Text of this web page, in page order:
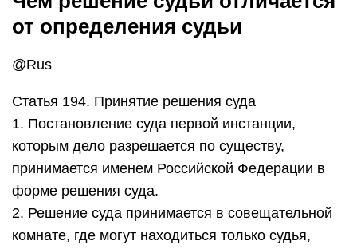
от определения судьи
@Rus
Статья 194. Принятие решения суда
1. Постановление суда первой инстанции,
которым дело разрешается по существу,
принимается именем Российской Федерации в
форме решения суда.
2. Решение суда принимается в совещательной
комнате, где могут находиться только судья,